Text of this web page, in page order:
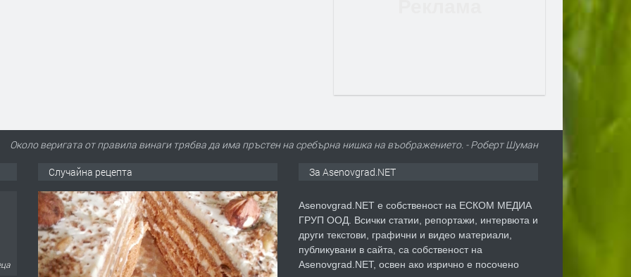
Около веригата от правила винаги трябва да има пръстен на сребърна нишка на въображението. - Роберт Шуман
Случайна рецепта За Asenovgrad.NET
Asenovgrad.NET е собственост на ЕСКОМ МЕДИА
ГРУП ООД. Всички статии, репортажи, интервюта и
други текстови, графични и видео материали,
публикувани в сайта, са собственост на
Asenovgrad.NET, освен ако изрично е посочено